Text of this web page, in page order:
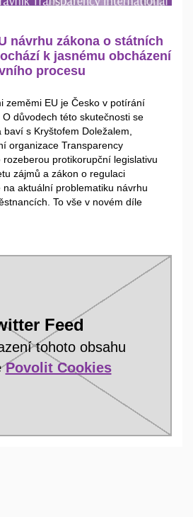
návrhu zákona o státních
k jasnému obcházení
procesu
zeměmi EU je Česko v potírání
důvodech této skutečnosti se
s Kryštofem Doležalem,
organizace Transparency
protikorupční legislativu
zájmů a zákon o regulaci
aktuální problematiku návrhu
To vše v novém díle
Feed
tohoto obsahu
Povolit Cookies